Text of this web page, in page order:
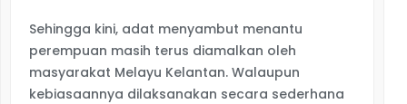
Sehingga kini, adat menyambut menantu
perempuan masih terus diamalkan oleh
masyarakat Melayu Kelantan. Walaupun
kebiasaannya dilaksanakan secara sederhana